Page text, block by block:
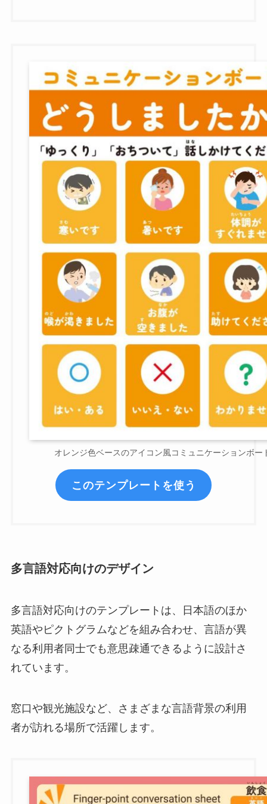
オレンジ色ベースのアイコン風コミュニケーションボー
このテンプレートを使う
多言語対応向けのデザイン
多言語対応向けのテンプレートは、日本語のほか
英語やピクトグラムなどを組み合わせ、言語が異
なる利用者同士でも意思疎通できるように設計さ
れています。
窓口や観光施設など、さまざまな言語背景の利用
者が訪れる場所で活躍します。